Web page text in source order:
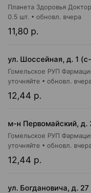
11,80 р.
0.5 шт. обновл. вчера
ул. Шоссейная, д. 1
Гомельское РУП
12,44 р.
уточняйте обновл.
м-н Первомайский, д.
Гомельское РУП
12,44 р.
уточняйте обновл.
ул. Богдановича, д. 27